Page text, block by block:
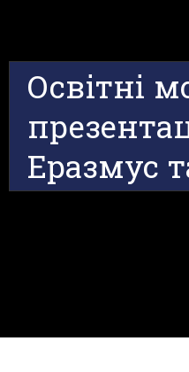
Освітні
Еразмус